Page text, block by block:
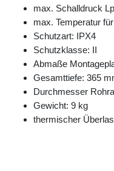
max. Schalldruck
max. Temperatur
Schutzart: IPX4
Schutzklasse: II
Abmaße
Gesamttiefe: 365
Durchmesser
Gewicht: 9 kg
thermischer